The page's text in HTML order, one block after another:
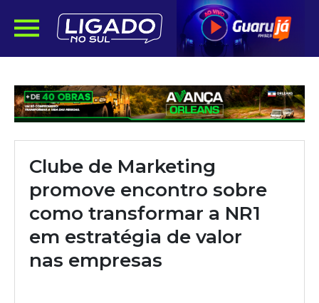
Clube de Marketing
promove encontro sobre
como transformar a NR1
em estratégia de valor
nas empresas